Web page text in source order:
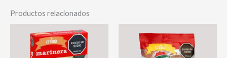
Productos relacionados